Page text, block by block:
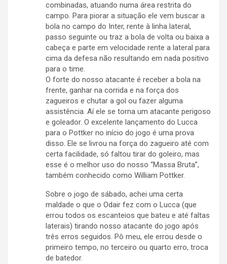
combinadas, atuando numa área restrita do
campo. Para piorar a situação ele vem buscar a
bola no campo do Inter, rente à linha lateral,
passo seguinte ou traz a bola de volta ou baixa a
cabeça e parte em velocidade rente a lateral para
cima da defesa não resultando em nada positivo
para o time.
O forte do nosso atacante é receber a bola na
frente, ganhar na corrida e na força dos
zagueiros e chutar a gol ou fazer alguma
assistência. Aí ele se torna um atacante perigoso
e goleador. O excelente lançamento do Lucca
para o Pottker no início do jogo é uma prova
disso. Ele se livrou na força do zagueiro até com
certa facilidade, só faltou tirar do goleiro, mas
esse é o melhor uso do nosso “Massa Bruta”,
também conhecido como William Pottker.
Sobre o jogo de sábado, achei uma certa
maldade o que o Odair fez com o Lucca (que
errou todos os escanteios que bateu e até faltas
laterais) tirando nosso atacante do jogo após
três erros seguidos. Pô meu, ele errou desde o
primeiro tempo, no terceiro ou quarto erro, troca
de batedor.